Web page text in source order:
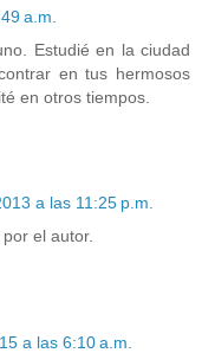
a.m.
Estudié en la ciudad
en tus hermosos
en otros tiempos.
a las 11:25 p.m.
el autor.
a las 6:10 a.m.